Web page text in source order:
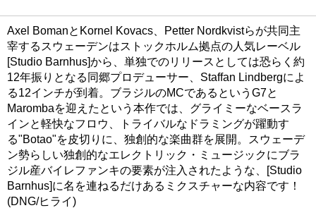
Axel BomanとKornel Kovacs、Petter Nordkvistらが共同主
宰するスウェーデンはストックホルム拠点の人気レーベル
[Studio Barnhus]から、単独でのリリースとしては恐らく約
12年振りとなる同郷プロデューサー、Staffan Lindbergによ
る12インチが到着。ブラジルのMCであるというG7と
Marombaを迎えたという本作では、グライミーなベースラ
インと軽快なフロウ、トライバルなドラミングが躍動す
る"Botao"を皮切りに、独創的な楽曲群を展開。スウェーデ
ン勢らしい独創的なエレクトリック・ミュージックにブラ
ジル産バイレファンキの要素が注入されたような、[Studio
Barnhus]に名を連ねるだけあるミクスチャーな内容です！
(DNG/ヒライ)